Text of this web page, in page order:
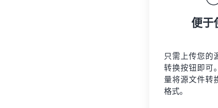
便于
只需上传您的
转换按钮即可
量将源文件转
格式。